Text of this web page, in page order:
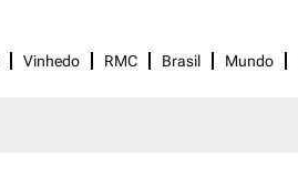
Vinhedo RMC Brasil Mundo